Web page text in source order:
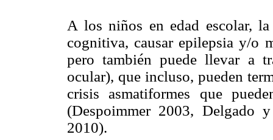
A los niños en edad escolar,
cognitiva, causar epilepsia y/o
pero también puede llevar a
ocular), que incluso, pueden
crisis asmatiformes que
(Despoimmer 2003, Delgado
2010).